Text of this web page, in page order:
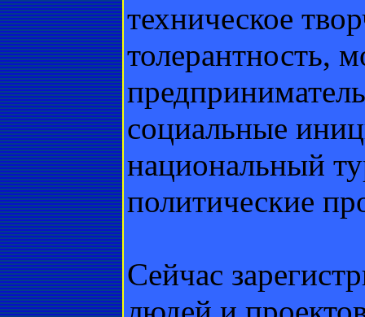
техническое
толерантность,
социальные
национальный
политические
Сейчас